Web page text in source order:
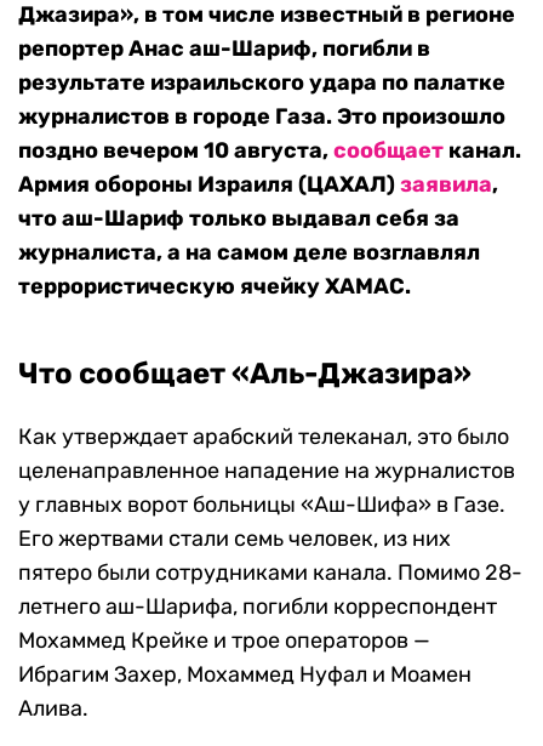
Джазира», в том числе известный в регионе
репортер Анас аш-Шариф, погибли в
результате израильского удара по палатке
журналистов в городе Газа. Это произошло
поздно вечером 10 августа,сообщает канал.
Армия обороны Израиля (ЦАХАЛ)заявила,
что аш-Шариф только выдавал себя за
журналиста, а на самом деле возглавлял
террористическую ячейку ХАМАС.
Что сообщает «Аль-Джазира»
Как утверждает арабский телеканал, это было
целенаправленное нападение на журналистов
у главных ворот больницы «Аш-Шифа» в Газе.
Его жертвами стали семь человек, из них
пятеро были сотрудниками канала. Помимо 28-
летнего аш-Шарифа, погибли корреспондент
Мохаммед Крейке и трое операторов —
Ибрагим Захер, Мохаммед Нуфал и Моамен
Алива.